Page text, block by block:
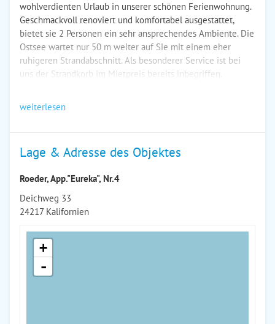
wohlverdienten Urlaub in unserer schönen Ferienwohnung.
Geschmackvoll renoviert und komfortabel ausgestattet,
bietet sie 2 Personen ein sehr ansprechendes Ambiente. Die
Ostsee wartet nur 50 m weiter auf Sie mit einem eher
ruhigeren Strandabschnitt. Als besonderer Service ist bei
uns der Strandkorb im Mietpreis bereits inbegriffen.
weiterlesen
Lage & Adresse des Objektes
Roeder, App."Eureka", Nr.4
Deichweg 33
24217 Kalifornien
+
-